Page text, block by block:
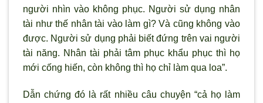
người nhìn vào không phục. Người sử dụng nhân
tài như thế nhân tài vào làm gì? Và cũng không vào
được. Người sử dụng phải biết đứng trên vai người
tài năng. Nhân tài phải tâm phục khẩu phục thì họ
mới cống hiến, còn không thì họ chỉ làm qua loa”.
Dẫn chứng đó là rất nhiều câu chuyện “cả họ làm